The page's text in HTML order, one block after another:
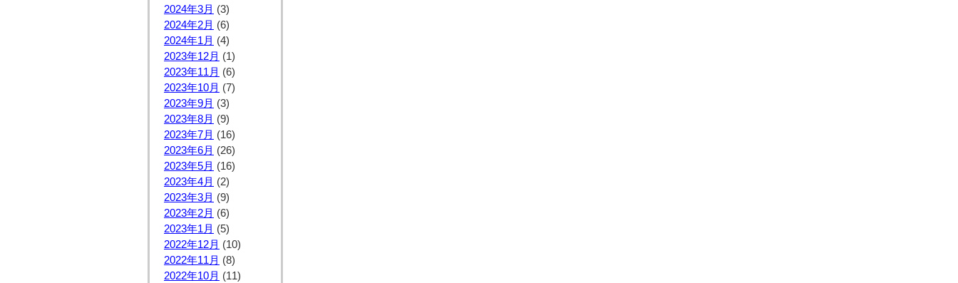
2024年3月 (3)
2024年2月 (6)
2024年1月 (4)
2023年12月 (1)
2023年11月 (6)
2023年10月 (7)
2023年9月 (3)
2023年8月 (9)
2023年7月 (16)
2023年6月 (26)
2023年5月 (16)
2023年4月 (2)
2023年3月 (9)
2023年2月 (6)
2023年1月 (5)
2022年12月 (10)
2022年11月 (8)
2022年10月 (11)